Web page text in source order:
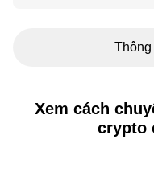
Thông
Xem cách
crypto